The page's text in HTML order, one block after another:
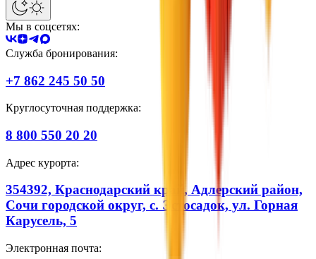
Мы в соцсетях:
Служба бронирования:
+7 862 245 50 50
Круглосуточная поддержка:
8 800 550 20 20
Адрес курорта:
354392, Краснодарский край, Адлерский район,
Сочи городской округ, с. Эстосадок, ул. Горная
Карусель, 5
Электронная почта: